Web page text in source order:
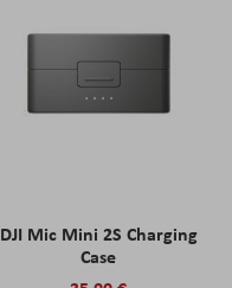
DJI Mic Mini 2S Charging
Case